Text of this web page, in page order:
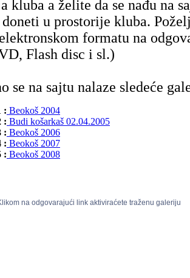
kluba a želite da se nađu na
doneti u prostorije kluba.
formatu na
Flash disc i sl.)
se na sajtu nalaze sledeće
: Beokoš 2004
: Budi košarkaš 02.04.2005
: Beokoš 2006
: Beokoš 2007
: Beokoš 2008
na odgovarajući link aktiviraćete traženu galeriju